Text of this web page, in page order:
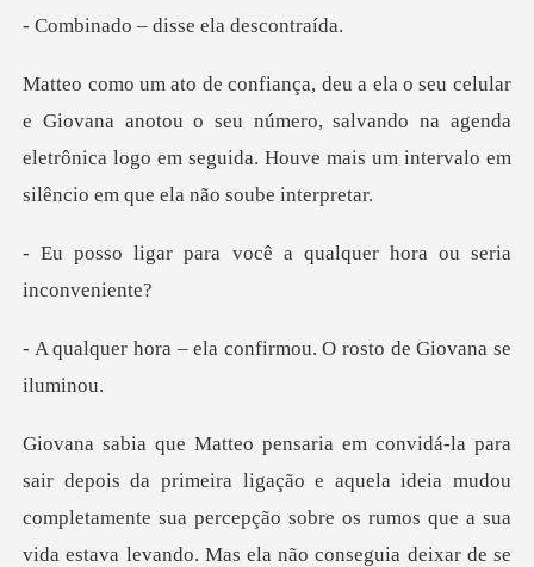
– disse ela
notou o seu número, salvando na agenda
eletrônica logo em seguida. H
você a qualquer hora o
a confirmou. O rosto d
ideia mudou
completamente sua percepção sobre os rumos que a sua
vida estava levando. Mas ela